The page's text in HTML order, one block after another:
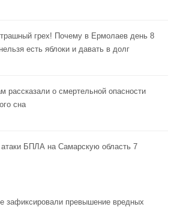
грех! Почему в Ермолаев день 8
есть яблоки и давать в долг
рассказали о смертельной опасности
сна
атаки БПЛА на Самарскую область 7
зафиксировали превышение вредных